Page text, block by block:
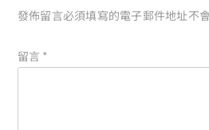
發佈留言必須填寫的電子郵件地址不
留言 *